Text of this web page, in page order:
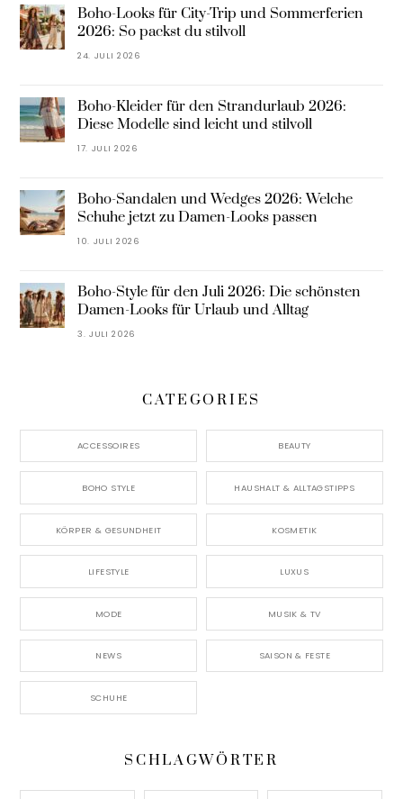
Boho-Looks für City-Trip und Sommerferien
2026: So packst du stilvoll
24. JULI 2026
Boho-Kleider für den Strandurlaub 2026:
Diese Modelle sind leicht und stilvoll
17. JULI 2026
Boho-Sandalen und Wedges 2026: Welche
Schuhe jetzt zu Damen-Looks passen
10. JULI 2026
Boho-Style für den Juli 2026: Die schönsten
Damen-Looks für Urlaub und Alltag
3. JULI 2026
CATEGORIES
ACCESSOIRES BEAUTY
BOHO STYLE HAUSHALT & ALLTAGSTIPPS
KÖRPER & GESUNDHEIT KOSMETIK
LIFESTYLE LUXUS
MODE MUSIK & TV
NEWS SAISON & FESTE
SCHUHE
SCHLAGWÖRTER